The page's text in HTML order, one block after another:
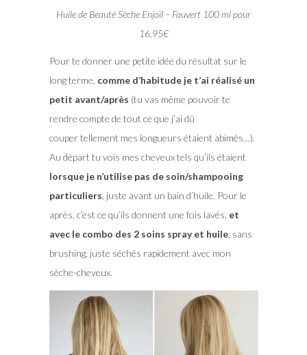
Huile de Beauté Sèche Enjoïl – Fauvert 100 ml pour
16,95€
Pour te donner une petite idée du résultat sur le
long terme, comme d’habitude je t’ai réalisé un
petit avant/après (tu vas même pouvoir te
rendre compte de tout ce que j’ai dû
couper tellement mes longueurs étaient abimés…).
Au départ tu vois mes cheveux tels qu’ils étaient
lorsque je n’utilise pas de soin/shampooing
particuliers , juste avant un bain d’huile. Pour le
après, c’est ce qu’ils donnent une fois lavés, et
avec le combo des 2 soins spray et huile, sans
brushing, juste séchés rapidement avec mon
sèche-cheveux.